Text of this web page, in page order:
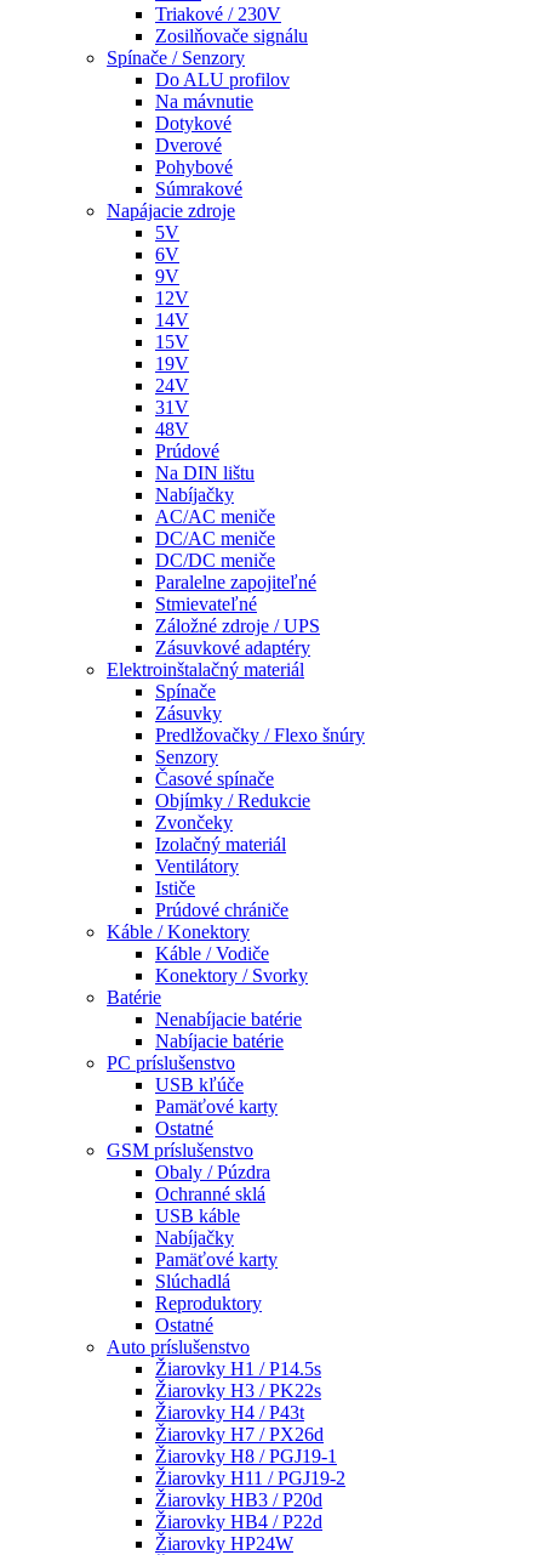
Triakové / 230V
Zosilňovače signálu
Spínače / Senzory
Do ALU profilov
Na mávnutie
Dotykové
Dverové
Pohybové
Súmrakové
Napájacie zdroje
5V
6V
9V
12V
14V
15V
19V
24V
31V
48V
Prúdové
Na DIN lištu
Nabíjačky
AC/AC meniče
DC/AC meniče
DC/DC meniče
Paralelne zapojiteľné
Stmievateľné
Záložné zdroje / UPS
Zásuvkové adaptéry
Elektroinštalačný materiál
Spínače
Zásuvky
Predlžovačky / Flexo šnúry
Senzory
Časové spínače
Objímky / Redukcie
Zvončeky
Izolačný materiál
Ventilátory
Ističe
Prúdové chrániče
Káble / Konektory
Káble / Vodiče
Konektory / Svorky
Batérie
Nenabíjacie batérie
Nabíjacie batérie
PC príslušenstvo
USB kľúče
Pamäťové karty
Ostatné
GSM príslušenstvo
Obaly / Púzdra
Ochranné sklá
USB káble
Nabíjačky
Pamäťové karty
Slúchadlá
Reproduktory
Ostatné
Auto príslušenstvo
Žiarovky H1 / P14.5s
Žiarovky H3 / PK22s
Žiarovky H4 / P43t
Žiarovky H7 / PX26d
Žiarovky H8 / PGJ19-1
Žiarovky H11 / PGJ19-2
Žiarovky HB3 / P20d
Žiarovky HB4 / P22d
Žiarovky HP24W